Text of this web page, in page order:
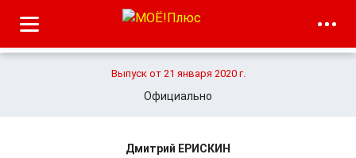
Выпуск от 21 января 2020 г.
Официально
Дмитрий ЕРИСКИН